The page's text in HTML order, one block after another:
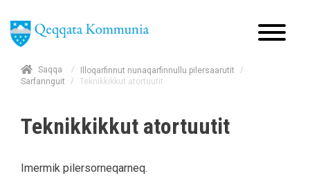
Saqqa / Illoqarfinnut nunaqarfinnullu pilersaarutit
/
Sarfannguit
/ Teknikkikkut atortuutit
Teknikkikkut atortuutit
Imermik pilersorneqarneq.